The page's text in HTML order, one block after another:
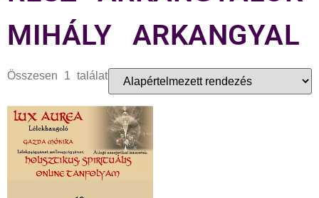
MIHÁLY ARKANGYAL
Összesen 1 találat